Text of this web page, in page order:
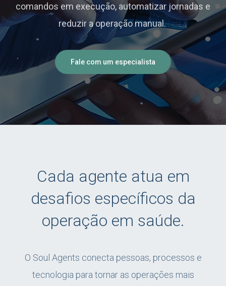
comandos em execução, automatizar jornadas e
reduzir a operação manual.
Fale com um especialista
Cada agente atua em
desafios específicos da
operação em saúde.
O Soul Agents conecta pessoas, processos e
tecnologia para tornar as operações mais